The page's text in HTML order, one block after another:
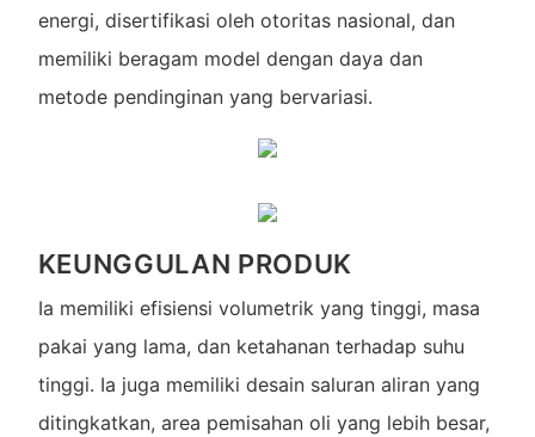
energi, disertifikasi oleh otoritas nasional, dan
memiliki beragam model dengan daya dan
metode pendinginan yang bervariasi.
KEUNGGULAN PRODUK
Ia memiliki efisiensi volumetrik yang tinggi, masa
pakai yang lama, dan ketahanan terhadap suhu
tinggi. Ia juga memiliki desain saluran aliran yang
ditingkatkan, area pemisahan oli yang lebih besar,